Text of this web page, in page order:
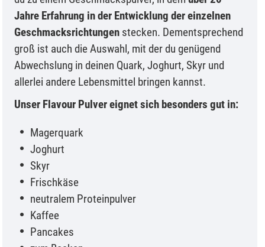
Jahre Erfahrung in der Entwicklung der einzelnen
Geschmacksrichtungen stecken. Dementsprechend
groß ist auch die Auswahl, mit der du genügend
Abwechslung in deinen Quark, Joghurt, Skyr und
allerlei andere Lebensmittel bringen kannst.
Unser Flavour Pulver eignet sich besonders gut in:
Magerquark
Joghurt
Skyr
Frischkäse
neutralem Proteinpulver
Kaffee
Pancakes